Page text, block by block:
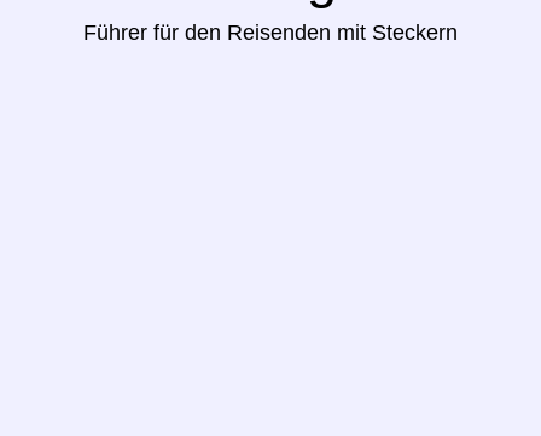
Führer für den Reisenden mit Steckern